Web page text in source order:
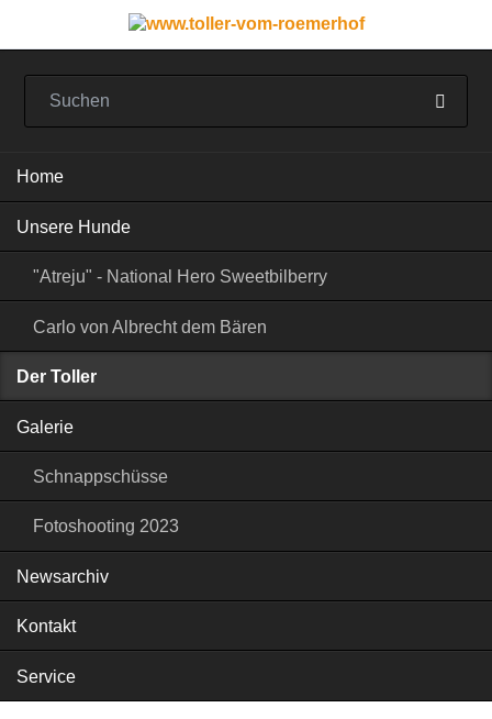
Home
Unsere Hunde
"Atreju" - National Hero Sweetbilberry
Carlo von Albrecht dem Bären
Der Toller
Galerie
Schnappschüsse
Fotoshooting 2023
Newsarchiv
Kontakt
Service